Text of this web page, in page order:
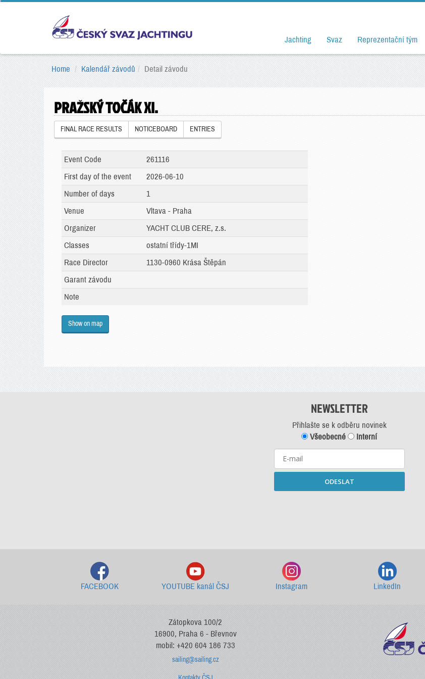
Jachting Svaz Reprezentační tým
Home Kalendář závodů Detail závodu
PRAŽSKÝ TOČÁK XI.
FINAL RACE RESULTS NOTICEBOARD ENTRIES
Event Code
261116
First day of the event
2026-06-10
Number of days
1
Venue
Vltava - Praha
Organizer
YACHT CLUB CERE, z.s.
Classes
ostatní třídy-1MI
Race Director
1130-0960 Krása Štěpán
Garant závodu
Note
Show on map
NEWSLETTER
Přihlašte se k odběru novinek
Všeobecné
Interní
ODESLAT
FACEBOOK YOUTUBE kanál ČSJ Instagram LinkedIn
Zátopkova 100/2
16900, Praha 6 - Břevnov
mobil: +420 604 186 733
sailing@sailing.cz